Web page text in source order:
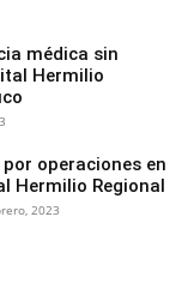
médica sin
Hermilio
operaciones en
Hermilio Regional
2023